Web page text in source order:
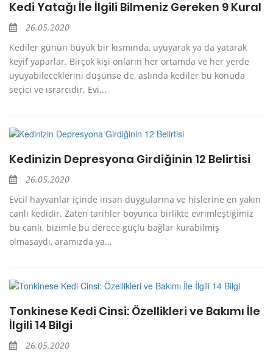
Kedi Yatağı İle İlgili Bilmeniz Gereken 9 Kural
26.05.2020
Kediler günün büyük bir kısmında, uyuyarak ya da yatarak
keyif yaparlar. Birçok kişi onların her ortamda ve her yerde
uyuyabileceklerini düşünse de, aslında kediler bu konuda
seçici ve ısrarcıdır. Evi...
Kedinizin Depresyona Girdiğinin 12 Belirtisi
26.05.2020
Evcil hayvanlar içinde insan duygularına ve hislerine en yakın
canlı kedidir. Zaten tarihler boyunca birlikte evrimleştiğimiz
bu canlı, bizimle bu derece güçlü bağlar kurabilmiş
olmasaydı, aramızda ya...
Tonkinese Kedi Cinsi: Özellikleri ve Bakımı İle
İlgili 14 Bilgi
26.05.2020